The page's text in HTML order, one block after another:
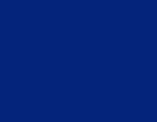
pesadas devido à sua resistência
para estações de tratamento